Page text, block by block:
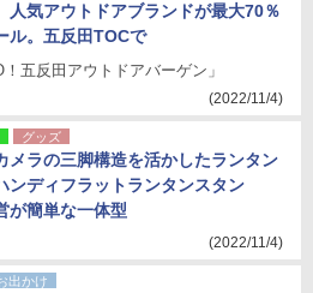
人気アウトドアブランドが最大70％
ル。五反田TOCで
！五反田アウトドアバーゲン」
(2022/11/4)
グッズ
メラの三脚構造を活かしたランタン
ンディフラットランタンスタン
が簡単な一体型
(2022/11/4)
出かけ